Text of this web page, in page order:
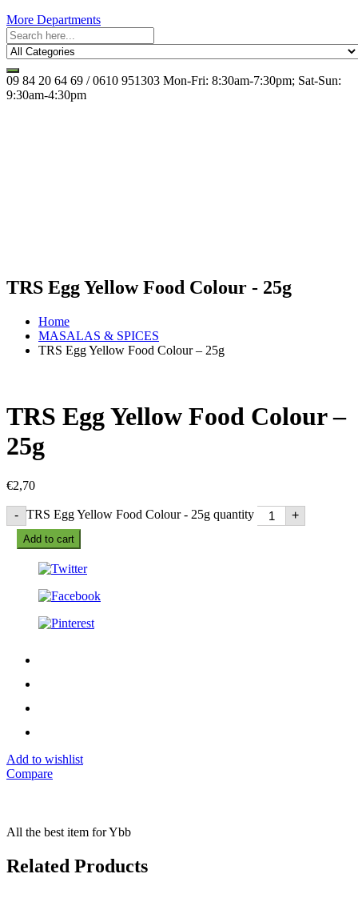
More Departments
09 84 20 64 69 / 0610 951303 Mon-Fri: 8:30am-7:30pm; Sat-Sun:
9:30am-4:30pm
TRS Egg Yellow Food Colour - 25g
Home
MASALAS & SPICES
TRS Egg Yellow Food Colour – 25g
TRS Egg Yellow Food Colour –
25g
€2,70
- TRS Egg Yellow Food Colour - 25g quantity +
Add to cart
Add to wishlist
Compare
All the best item for Ybb
Related Products